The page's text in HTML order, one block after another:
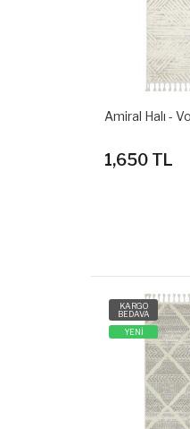
Amiral Halı -
1,650 TL
KARGO
BEDAVA
YENİ